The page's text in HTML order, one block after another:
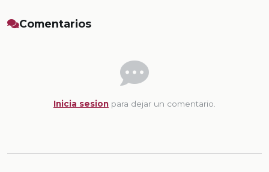
Comentarios
Inicia sesion para dejar un comentario.